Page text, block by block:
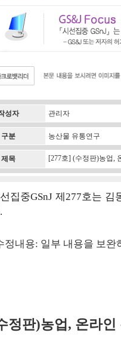
성자 관리자
구분 농산물 유통연구
제목 [277호] (수정판)농업,
집중GSnJ 제277호는
정내용: 일부 내용을 보
정판)농업, 온라